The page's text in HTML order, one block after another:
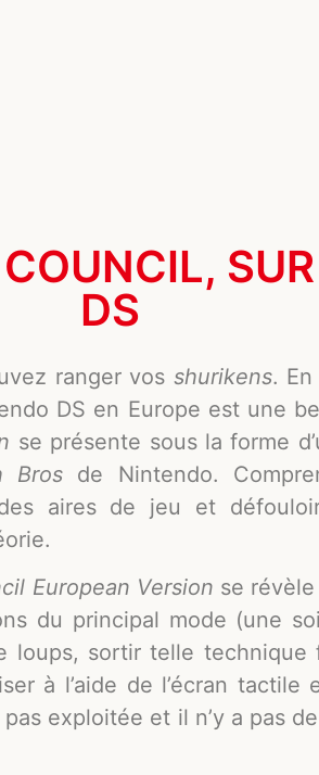
DS
ranger vos shurikens.
DS en Europe est une
se présente sous la forme
Bros de Nintendo.
aires de jeu et
European Version se
du principal mode (une
loups, sortir telle technique
à l’aide de l’écran tactile
exploitée et il n’y a pas